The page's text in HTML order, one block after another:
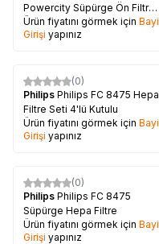
Powercity Süpürge Ön Filtre
Çerçevesi + Sünger Filtre
Ürün fiyatını görmek için Bayi
Girişi yapınız
(0)
Philips Philips FC 8475 Hepa
Filtre Seti 4'lü Kutulu
Ürün fiyatını görmek için Bayi
Girişi yapınız
(0)
Philips Philips FC 8475
Süpürge Hepa Filtre
Ürün fiyatını görmek için Bayi
Girişi yapınız